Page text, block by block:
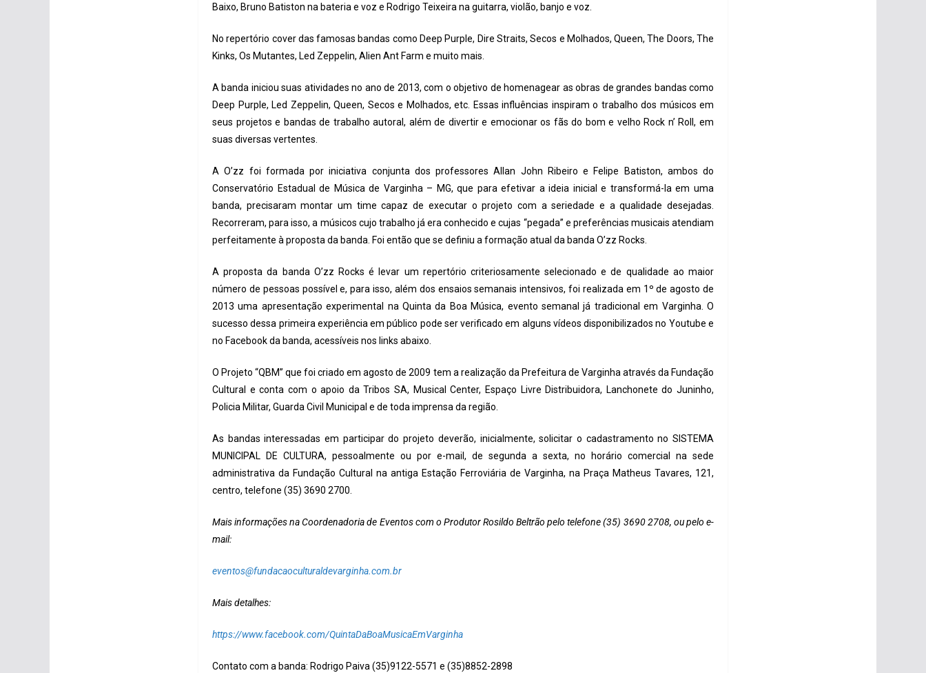
Baixo, Bruno Batiston na bateria e voz e Rodrigo Teixeira na guitarra, violão, banjo e voz.
No repertório cover das famosas bandas como Deep Purple, Dire Straits, Secos e Molhados, Queen, The Doors, The
Kinks, Os Mutantes, Led Zeppelin, Alien Ant Farm e muito mais.
A banda iniciou suas atividades no ano de 2013, com o objetivo de homenagear as obras de grandes bandas como
Deep Purple, Led Zeppelin, Queen, Secos e Molhados, etc. Essas influências inspiram o trabalho dos músicos em
seus projetos e bandas de trabalho autoral, além de divertir e emocionar os fãs do bom e velho Rock n’ Roll, em
suas diversas vertentes.
A O’zz foi formada por iniciativa conjunta dos professores Allan John Ribeiro e Felipe Batiston, ambos do
Conservatório Estadual de Música de Varginha – MG, que para efetivar a ideia inicial e transformá-la em uma
banda, precisaram montar um time capaz de executar o projeto com a seriedade e a qualidade desejadas.
Recorreram, para isso, a músicos cujo trabalho já era conhecido e cujas “pegada” e preferências musicais atendiam
perfeitamente à proposta da banda. Foi então que se definiu a formação atual da banda O’zz Rocks.
A proposta da banda O’zz Rocks é levar um repertório criteriosamente selecionado e de qualidade ao maior
número de pessoas possível e, para isso, além dos ensaios semanais intensivos, foi realizada em 1º de agosto de
2013 uma apresentação experimental na Quinta da Boa Música, evento semanal já tradicional em Varginha. O
sucesso dessa primeira experiência em público pode ser verificado em alguns vídeos disponibilizados no Youtube e
no Facebook da banda, acessíveis nos links abaixo.
O Projeto “QBM” que foi criado em agosto de 2009 tem a realização da Prefeitura de Varginha através da Fundação
Cultural e conta com o apoio da Tribos SA, Musical Center, Espaço Livre Distribuidora, Lanchonete do Juninho,
Policia Militar, Guarda Civil Municipal e de toda imprensa da região.
As bandas interessadas em participar do projeto deverão, inicialmente, solicitar o cadastramento no SISTEMA
MUNICIPAL DE CULTURA, pessoalmente ou por e-mail, de segunda a sexta, no horário comercial na sede
administrativa da Fundação Cultural na antiga Estação Ferroviária de Varginha, na Praça Matheus Tavares, 121,
centro, telefone (35) 3690 2700.
Mais informações na Coordenadoria de Eventos com o Produtor Rosildo Beltrão pelo telefone (35) 3690 2708, ou pelo e-
mail:
eventos@fundacaoculturaldevarginha.com.br
Mais detalhes:
https://www.facebook.com/QuintaDaBoaMusicaEmVarginha
Contato com a banda: Rodrigo Paiva (35)9122-5571 e (35)8852-2898